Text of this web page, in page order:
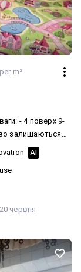
m²
залишаються
- розвинена
доступності
програми /
AI
20 червня